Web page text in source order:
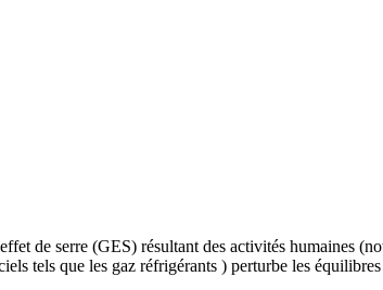
de serre (GES) résultant des activités humaines
tels que les gaz réfrigérants ) perturbe les